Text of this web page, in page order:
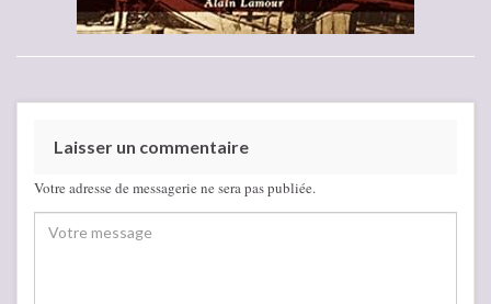
Laisser un commentaire
Votre adresse de messagerie ne sera pas publiée.